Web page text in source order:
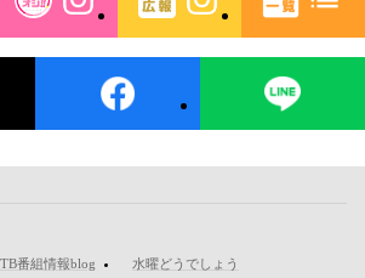
番組情報blog
水曜どうでしょう